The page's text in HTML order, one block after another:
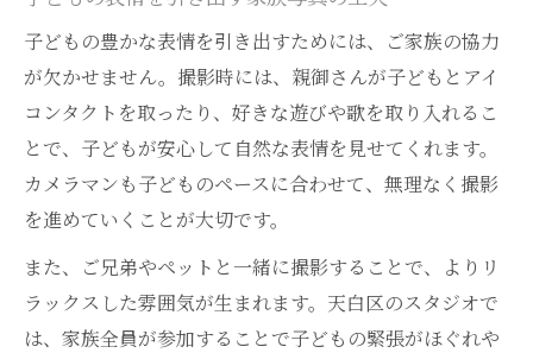
子どもの豊かな表情を引き出すためには、ご家族の協力
が欠かせません。撮影時には、親御さんが子どもとアイ
コンタクトを取ったり、好きな遊びや歌を取り入れるこ
とで、子どもが安心して自然な表情を見せてくれます。
カメラマンも子どものペースに合わせて、無理なく撮影
を進めていくことが大切です。
また、ご兄弟やペットと一緒に撮影することで、よりリ
ラックスした雰囲気が生まれます。天白区のスタジオで
は、家族全員が参加することで子どもの緊張がほぐれや